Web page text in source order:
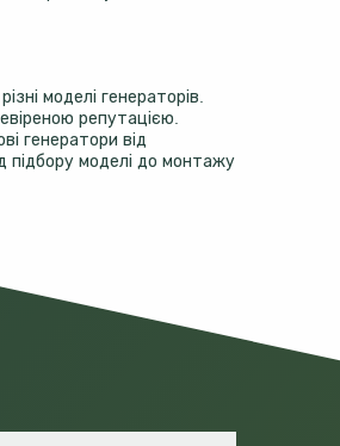
моделі генераторів.
репутацією.
генератори від
підбору моделі до монтажу